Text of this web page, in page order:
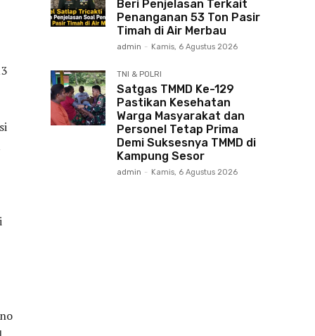
Beri Penjelasan Terkait
Penanganan 53 Ton Pasir
Timah di Air Merbau
admin - Kamis, 6 Agustus 2026
TNI & POLRI
Satgas TMMD Ke-129
Pastikan Kesehatan
Warga Masyarakat dan
Personel Tetap Prima
Demi Suksesnya TMMD di
Kampung Sesor
admin - Kamis, 6 Agustus 2026